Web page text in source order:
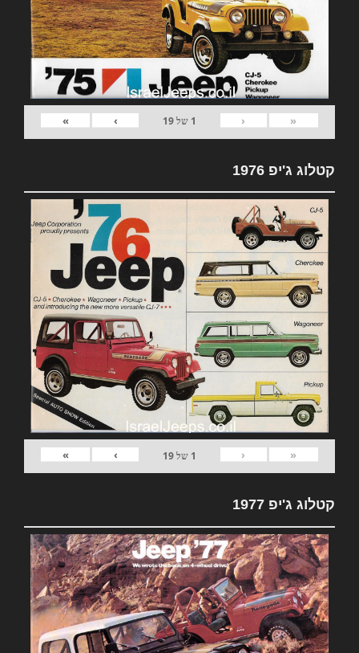
«
‹
1 של19
›
»
קטלוג ג'יפ 1976
«
‹
1 של19
›
»
קטלוג ג'יפ 1977